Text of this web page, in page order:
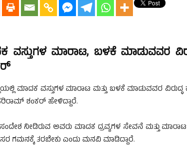
ಮಾರಾಟ, ಬಳಕೆ ಮಾಡುವವರ
ಮಾದಕ ವಸ್ತುಗಳ ಮಾರಾಟ ಮತ್ತು ಬಳಕೆ ಮಾಡುವವರ ವಿರುದ್ಧ
ಶಂಕರ್ ಹೇಳಿದ್ದಾರೆ.
ನೀಡಿರುವ ಅವರು ಮಾದಕ ದ್ರವ್ಯಗಳ ಸೇವನೆ ಮತ್ತು
ಗಮನಕ್ಕೆ ತರಬೇಕು ಎಂದು ಮನವಿ ಮಾಡಿದ್ದಾರೆ.